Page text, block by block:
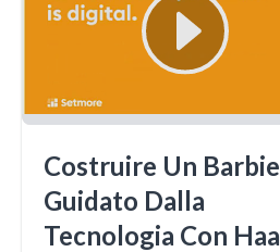
Costruire Un
Guidato Dalla
Tecnologia Con